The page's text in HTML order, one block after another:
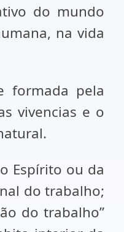
do mundo
na vida
formada pela
vivencias e o
Espírito ou da
do trabalho;
do trabalho”